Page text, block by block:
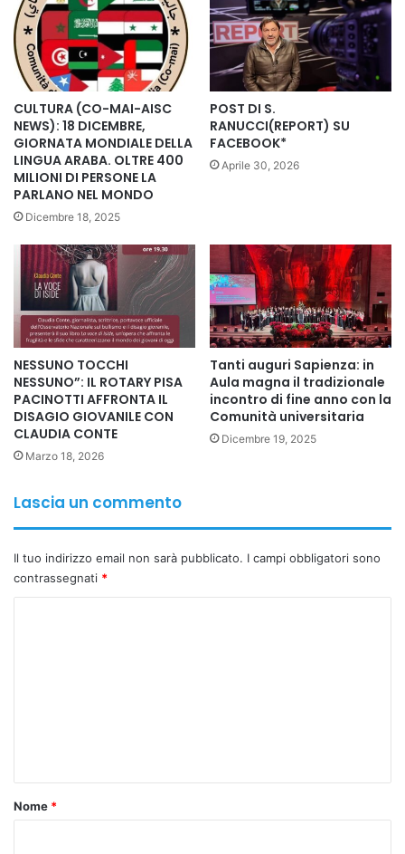
questione di giustizia, prima che di carità”.
Grazie Cerveteri, oggi più che mai, per la tua grande
generosità.
#collettaalimentare #bancoalimentare #solidarietà #giovani
#Generosità #Volontari #Condivisione #controlafame
#ControLoSpreco #GiornataNazionaleCollettaAlimentare
#Cerveteri
#protezionecivilecomunale
Copy URL
CULTURA (CO-MAI-AISC
NEWS): 18 DICEMBRE,
GIORNATA MONDIALE DELLA
LINGUA ARABA. OLTRE 400
MILIONI DI PERSONE LA
PARLANO NEL MONDO
Dicembre 18, 2025
POST DI S.
RANUCCI(REPORT) SU
FACEBOOK*
Aprile 30, 2026
NESSUNO TOCCHI
NESSUNO”: IL ROTARY PISA
PACINOTTI AFFRONTA IL
DISAGIO GIOVANILE CON
CLAUDIA CONTE
Marzo 18, 2026
Tanti auguri Sapienza: in
Aula magna il tradizionale
incontro di fine anno con la
Comunità universitaria
Dicembre 19, 2025
Lascia un commento
Il tuo indirizzo email non sarà pubblicato. I campi obbligatori sono
contrassegnati *
o
Nome *